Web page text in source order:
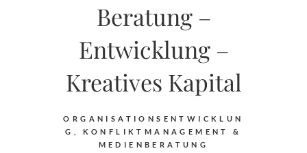
Beratung –
Entwicklung –
Kreatives Kapital
ORGANISATIONSENTWICKLUN
G, KONFLIKTMANAGEMENT &
MEDIENBERATUNG